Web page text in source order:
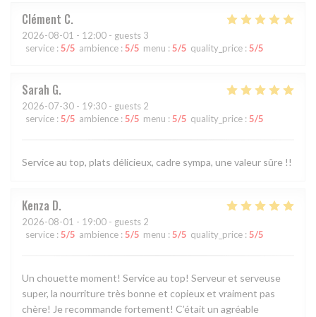
Clément C
2026-08-01 - 12:00 - guests 3
service : 5/5 ambience : 5/5 menu : 5/5 quality_price : 5/5
Sarah G
2026-07-30 - 19:30 - guests 2
service : 5/5 ambience : 5/5 menu : 5/5 quality_price : 5/5
Service au top, plats délicieux, cadre sympa, une valeur sûre !!
Kenza D
2026-08-01 - 19:00 - guests 2
service : 5/5 ambience : 5/5 menu : 5/5 quality_price : 5/5
Un chouette moment! Service au top! Serveur et serveuse
super, la nourriture très bonne et copieux et vraiment pas
chère! Je recommande fortement! C’était un agréable